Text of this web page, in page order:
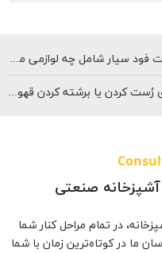
قبلی : لیست تجهیزات مورد نیاز فست فود سیار شامل چه لوازمی می‌شود؟
بعدی : کافه داری موفق: انواع تکنیک‌های رُست کردن یا برشته کردن قهوه
آشپزخانه صنعتی
در تمام مراحل کنار شما
ما در کوتاه‌ترین زمان با شما